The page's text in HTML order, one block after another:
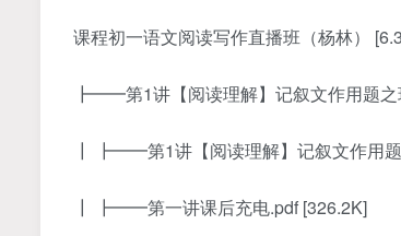
课程初一语文阅读写作直播班（杨林）
┣━━第1讲【阅读理解】记叙文作用题之
┃ ┣━━第1讲【阅读理解】记叙文作用题
┃ ┣━━第一讲课后充电.pdf [326.2K]